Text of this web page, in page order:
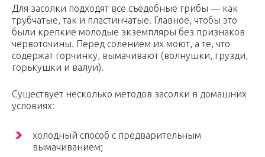
Для засолки подходят все съедобные грибы — как
трубчатые, так и пластинчатые. Главное, чтобы это
были крепкие молодые экземпляры без признаков
червоточины. Перед солением их моют, а те, что
содержат горчинку, вымачивают (волнушки, грузди,
горькушки и валуи).
Существует несколько методов засолки в домашних
условиях:
холодный способ с предварительным
вымачиванием;